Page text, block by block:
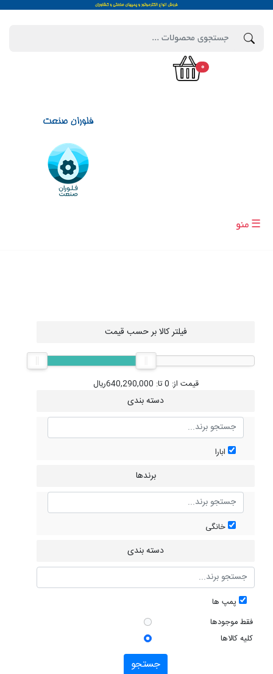
0
☰ منو
فیلتر کالا بر حسب قیمت
قیمت از: 0تا: 640,290,000ریال
دسته بندی
ابارا
برندها
خانگی
دسته بندی
پمپ ها
فقط موجودها
کلیه کالاها
جستجو